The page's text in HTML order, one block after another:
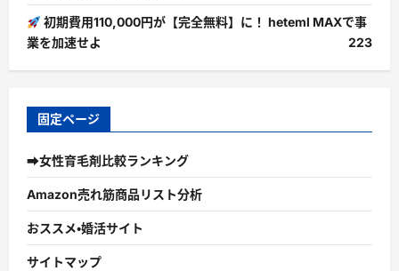
初期費用110,000円が【完全無料】に！ heteml MAXで事
業を加速せよ
223
固定ページ
➡女性育毛剤比較ランキング
Amazon売れ筋商品リスト分析
おススメ・婚活サイト
サイトマップ